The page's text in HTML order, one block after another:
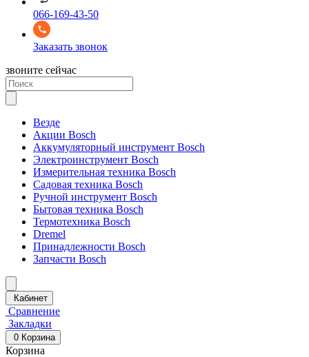
066-169-43-50
Заказать звонок
звоните сейчас
Везде
Акции Bosch
Аккумуляторный инструмент Bosch
Электроинструмент Bosch
Измерительная техника Bosch
Садовая техника Bosch
Ручной инструмент Bosch
Бытовая техника Bosch
Термотехника Bosch
Dremel
Принадлежности Bosch
Запчасти Bosch
Кабинет
Сравнение
Закладки
0 Корзина
Корзина